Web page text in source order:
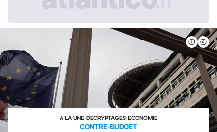
A LA UNE›DÉCRYPTAGES›ECONOMIE
CONTRE-BUDGET